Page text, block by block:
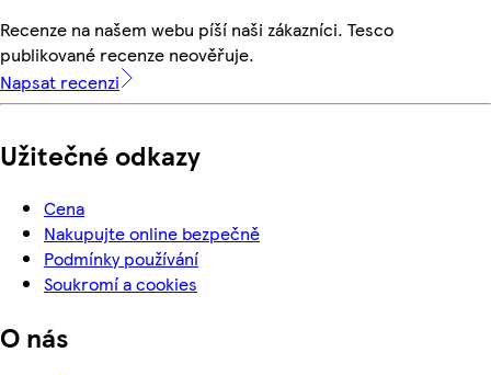
Recenze na našem webu píší naši zákazníci. Tesco
publikované recenze neověřuje.
Napsat recenzi
Užitečné odkazy
Cena
Nakupujte online bezpečně
Podmínky používání
Soukromí a cookies
O nás